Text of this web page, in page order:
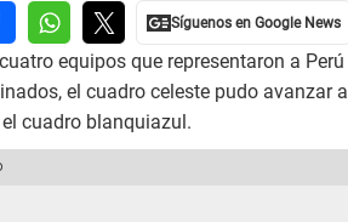
equipos que representaron a Perú
el cuadro celeste pudo avanzar a
cuadro blanquiazul.